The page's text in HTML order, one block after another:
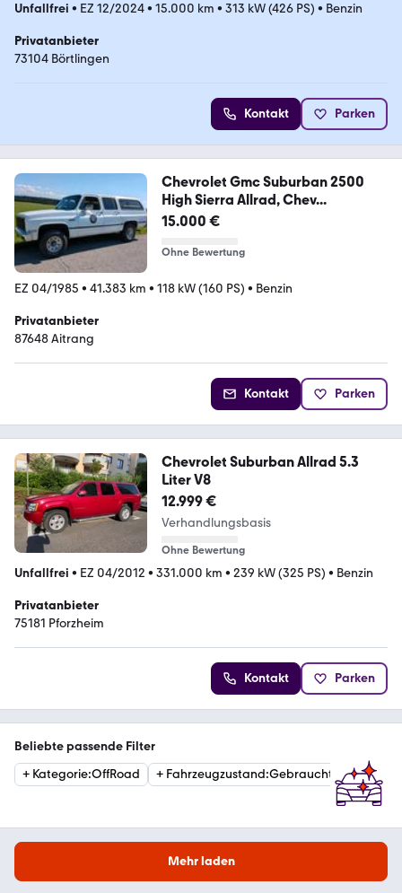
Unfallfrei • EZ 12/2024• 15.000 km • 313 kW (426 PS) • Benzin
Privatanbieter
73104 Börtlingen
Kontakt Parken
Chevrolet Gmc Suburban 2500
High Sierra Allrad, Chev...
15.000 €
Ohne Bewertung
EZ 04/1985 • 41.383 km • 118 kW (160 PS) • Benzin
Privatanbieter
87648 Aitrang
Kontakt Parken
Chevrolet Suburban Allrad 5.3
Liter V8
12.999 €
Verhandlungsbasis
Ohne Bewertung
Unfallfrei • EZ 04/2012 • 331.000 km • 239 kW (325 PS) • Benzin
Privatanbieter
75181 Pforzheim
Kontakt Parken
Beliebte passende Filter
+ Kategorie:OffRoad + Fahrzeugzustand:Gebraucht
Mehr laden